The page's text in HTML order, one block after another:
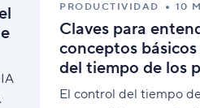
PRODUCTIVIDAD 10
Claves para
conceptos
del tiempo de los
El control del tiempo